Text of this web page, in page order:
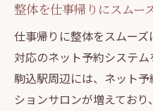
整体を仕事帰りにスムー
仕事帰りに整体をスムー
対応のネット予約システム
駒込駅周辺には、ネット
ションサロンが増えてお